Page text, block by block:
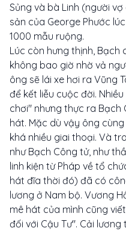
Sủng và bà Linh (người
sản của George Phước
1000 mẫu ruộng.
Lúc còn hưng thịnh,
không bao giờ nhờ vả
ông sẽ lái xe hơi ra Vũng
để kết liễu cuộc đời.
chơi" nhưng thực ra Bạch
hát. Mặc dù vậy ông
khá nhiều giai thoại. Và
như Bạch Công tử, như
linh kiện từ Pháp về tổ
hát đĩa thời đó) đã có
lương ở Nam bộ. Vương
mê hát của mình cũng
đối với Cậu Tư". Cải